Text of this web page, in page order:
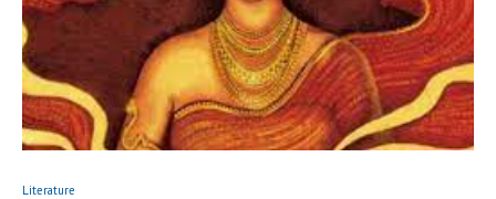
Literature